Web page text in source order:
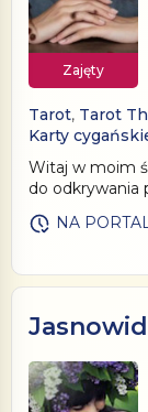
Zajęty
Tarot, Tarot
Karty
Witaj w moim
do odkrywania
NA